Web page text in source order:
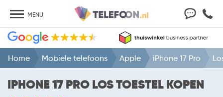
MENU
Home Mobiele telefoons Apple iPhone 17 Pro
IPHONE 17 PRO LOS TOESTEL KOPEN